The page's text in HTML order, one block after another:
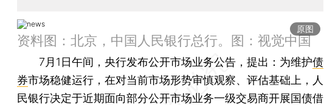
原图
资料图：北京，中国人民银行总行。图：视觉中国
7月1日午间，央行发布公开市场业务公告，提出：为维护债
券市场稳健运行，在对当前市场形势审慎观察、评估基础上，人
民银行决定于近期面向部分公开市场业务一级交易商开展国债借